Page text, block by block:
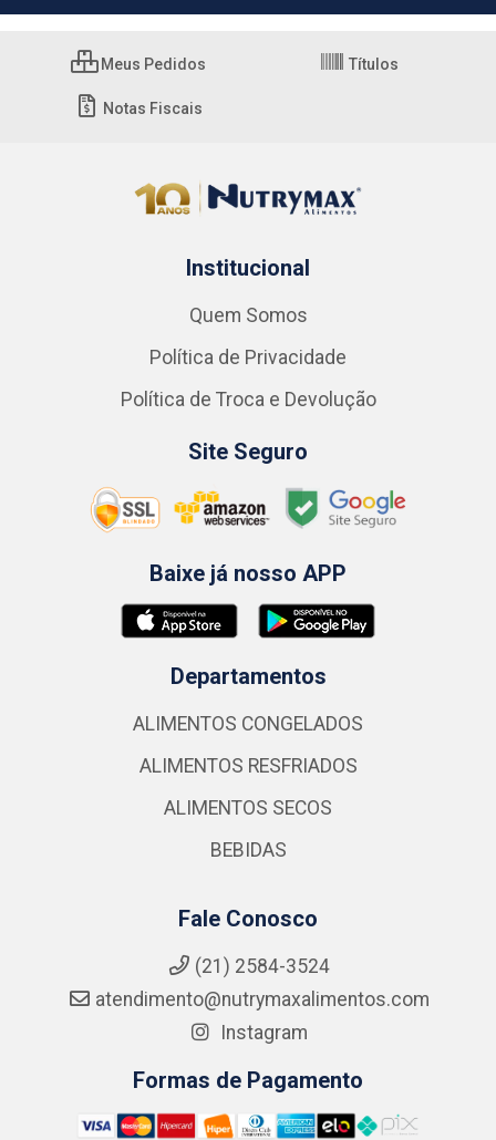
Meus Pedidos Títulos
Notas Fiscais
Institucional
Quem Somos
Política de Privacidade
Política de Troca e Devolução
Site Seguro
Baixe já nosso APP
Departamentos
ALIMENTOS CONGELADOS
ALIMENTOS RESFRIADOS
ALIMENTOS SECOS
BEBIDAS
Fale Conosco
(21) 2584-3524
atendimento@nutrymaxalimentos.com
Instagram
Formas de Pagamento